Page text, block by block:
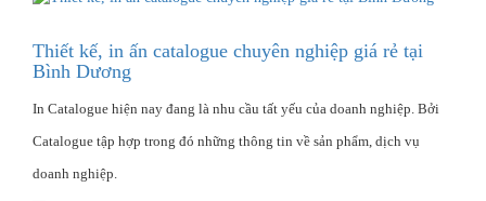
Thiết kế, in ấn catalogue chuyên nghiệp giá rẻ tại
Bình Dương
In Catalogue hiện nay đang là nhu cầu tất yếu của doanh nghiệp. Bởi
Catalogue tập hợp trong đó những thông tin về sản phẩm, dịch vụ
doanh nghiệp.